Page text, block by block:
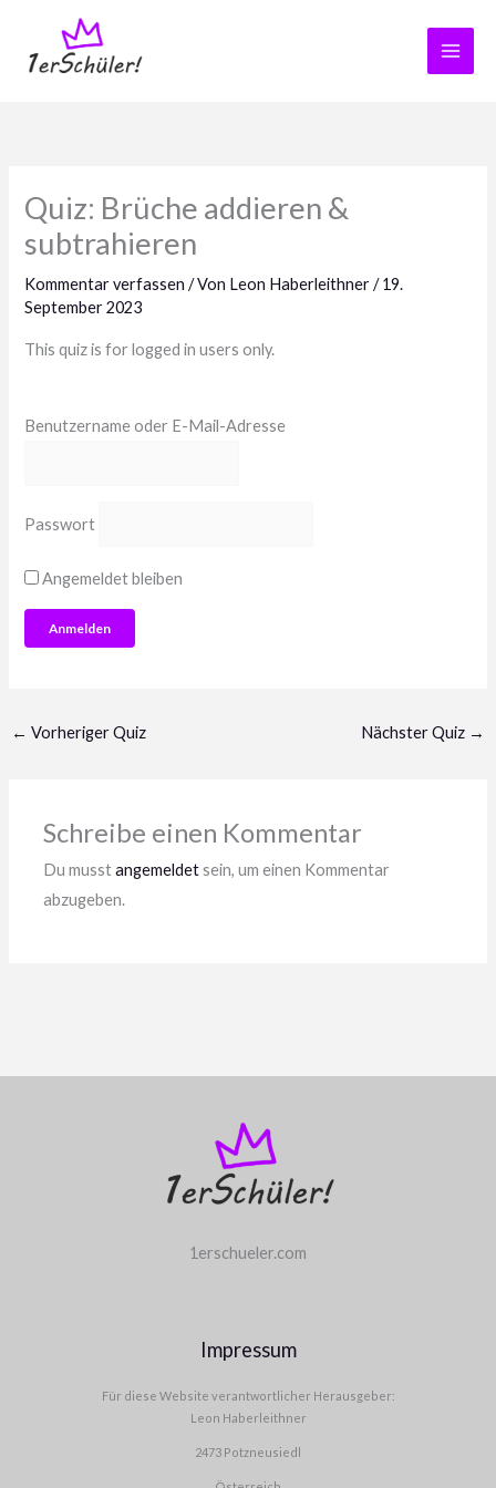
springen
Quiz: Brüche addieren &
subtrahieren
Kommentar verfassen / Von Leon Haberleithner/19.
September 2023
This quiz is for logged in users only.
Benutzername oder E-Mail-Adresse
Passwort
Angemeldet bleiben
← Vorheriger Quiz Nächster Quiz →
Schreibe einen Kommentar
Du musstangemeldetsein, um einen Kommentar
abzugeben.
1erschueler.com
Impressum
Für diese Website verantwortlicher Herausgeber:
Leon Haberleithner
2473 Potzneusiedl